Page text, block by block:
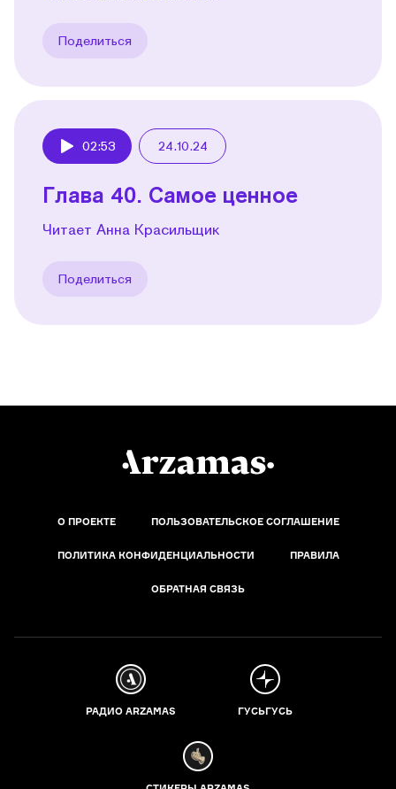
Поделиться
02:53 24.10.24
Глава 40. Самое ценное
Читает Анна Красильщик
Поделиться
О ПРОЕКТЕ ПОЛЬЗОВАТЕЛЬСКОЕ СОГЛАШЕНИЕ
ПОЛИТИКА КОНФИДЕНЦИАЛЬНОСТИ ПРАВИЛА
ОБРАТНАЯ СВЯЗЬ
РАДИО ARZAMAS ГУСЬГУСЬ